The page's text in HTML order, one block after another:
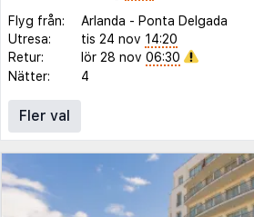
Flyg från:
Arlanda - Ponta Delgada
Utresa:
tis 24 nov 14:20
Retur:
lör 28 nov 06:30
Nätter:
4
Fler val